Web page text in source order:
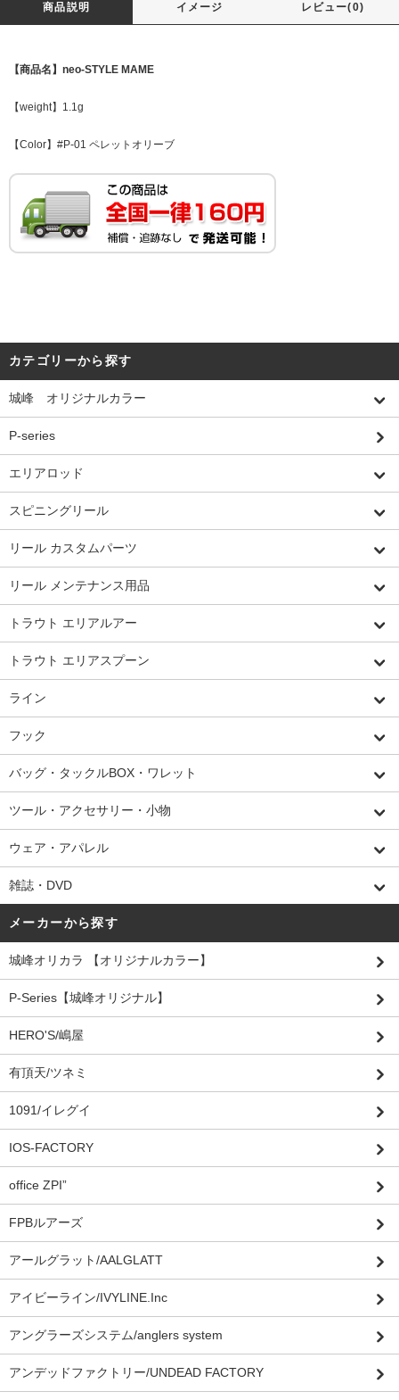
商品説明 イメージ レビュー(0)
【商品名】neo-STYLE MAME
【weight】1.1g
【Color】#P-01 ペレットオリーブ
カテゴリーから探す
城峰 オリジナルカラー
P-series
エリアロッド
スピニングリール
リール カスタムパーツ
リール メンテナンス用品
トラウト エリアルアー
トラウト エリアスプーン
ライン
フック
バッグ・タックルBOX・ワレット
ツール・アクセサリー・小物
ウェア・アパレル
雑誌・DVD
メーカーから探す
城峰オリカラ 【オリジナルカラー】
P-Series【城峰オリジナル】
HERO'S/嶋屋
有頂天/ツネミ
1091/イレグイ
IOS-FACTORY
office ZPI”
FPBルアーズ
アールグラット/AALGLATT
アイビーライン/IVYLINE.Inc
アングラーズシステム/anglers system
アンデッドファクトリー/UNDEAD FACTORY